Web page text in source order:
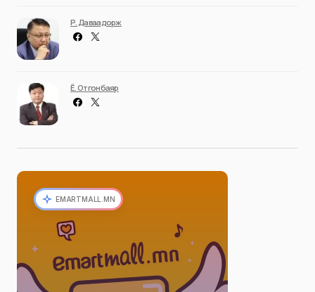
Р. Даваадорж
Ё. Отгонбаяр
EMARTMALL.MN